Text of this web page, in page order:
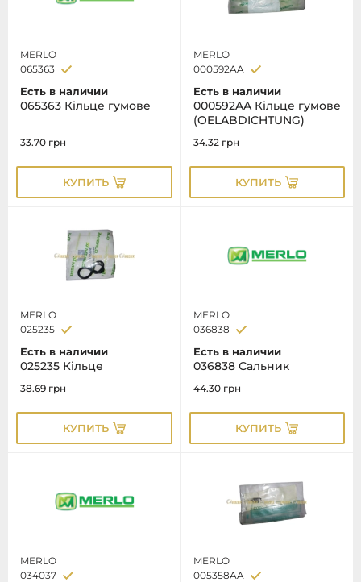
MERLO
065363
Есть в наличии
065363 Кільце гумове
33.70 грн
КУПИТЬ
MERLO
000592AA
Есть в наличии
000592AA Кільце гумове
(OELABDICHTUNG)
34.32 грн
КУПИТЬ
MERLO
025235
Есть в наличии
025235 Кільце
38.69 грн
КУПИТЬ
MERLO
036838
Есть в наличии
036838 Сальник
44.30 грн
КУПИТЬ
MERLO
034037
MERLO
005358AA